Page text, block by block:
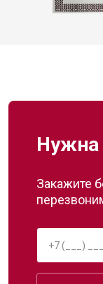
Нужна
Закажите